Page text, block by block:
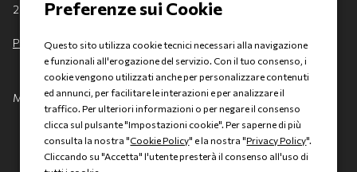
2.300.000,00 I.V.
Privacy policy -Cookie policy
Made with 💚 byAD HOC
Questo sito utilizza cookie tecnici necessari alla navigazione
e funzionali all'erogazione del servizio. Con il tuo consenso, i
cookie vengono utilizzati anche per personalizzare contenuti
ed annunci, per facilitare le interazioni e per analizzare il
traffico. Per ulteriori informazioni o per negare il consenso
clicca sul pulsante "Impostazioni cookie". Per saperne di più
consulta la nostra "Cookie Policy" e la nostra "Privacy Policy".
Cliccando su "Accetta" l'utente presterà il consenso all'uso di